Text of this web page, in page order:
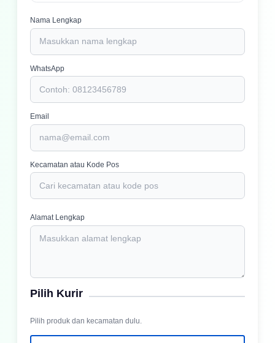
Nama Lengkap
WhatsApp
Email
Kecamatan atau Kode Pos
Alamat Lengkap
Pilih Kurir
Pilih produk dan kecamatan dulu.